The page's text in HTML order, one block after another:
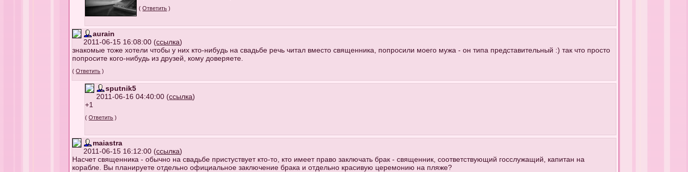
(Ответить )
aurain
2011-06-15 16:08:00 (ссылка)
знакомые тоже хотели чтобы у них кто-нибудь на свадьбе речь читал вместо священника, попросили моего мужа - он типа представительный :) так что просто
попросите кого-нибудь из друзей, кому доверяете.
(Ответить )
sputnik5
2011-06-16 04:40:00 (ссылка)
+1
(Ответить )
maiastra
2011-06-15 16:12:00 (ссылка)
Насчет священника - обычно на свадьбе пристуствует кто-то, кто имеет право заключать брак - священник, соответствующий госслужащий, капитан на
корабле. Вы планируете отдельно официальное заключение брака и отдельно красивую церемонию на пляже?